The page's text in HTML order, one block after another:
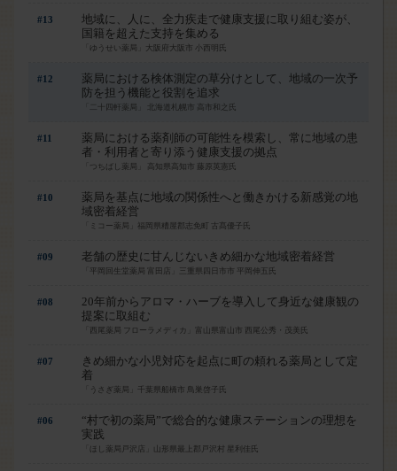
#13
地域に、人に、全力疾走で健康支援に取り組む姿が、
国籍を超えた支持を集める
「ゆうせい薬局」大阪府大阪市 小西明氏
#12
薬局における検体測定の草分けとして、地域の一次予
防を担う機能と役割を追求
「二十四軒薬局」 北海道札幌市 高市和之氏
#11
薬局における薬剤師の可能性を模索し、常に地域の患
者・利用者と寄り添う健康支援の拠点
「つちばし薬局」 高知県高知市 藤原英憲氏
#10
薬局を基点に地域の関係性へと働きかける新感覚の地
域密着経営
「ミコー薬局」福岡県糟屋郡志免町 古髙優子氏
#09 老舗の歴史に甘んじないきめ細かな地域密着経営
「平岡回生堂薬局 富田店」三重県四日市市 平岡伸五氏
#08
20年前からアロマ・ハーブを導入して身近な健康観の
提案に取組む
「西尾薬局 フローラメディカ」富山県富山市 西尾公秀・茂美氏
#07
きめ細かな小児対応を起点に町の頼れる薬局として定
着
「うさぎ薬局」千葉県船橋市 鳥巣啓子氏
#06
“村で初の薬局”で総合的な健康ステーションの理想を
実践
「ほし薬局戸沢店」山形県最上郡戸沢村 星利佳氏